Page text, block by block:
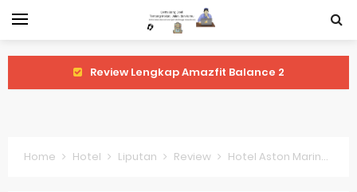
Review Lengkap Amazfit Balance 2
Home Hotel Liputan Review Hotel Aston Marina Ancol : I Love Local Product